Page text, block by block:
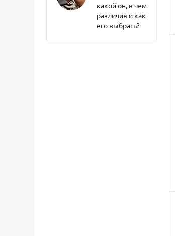
какой он, в чем
различия и как
его выбрать?